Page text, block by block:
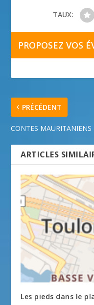
TAUX:
PROPOSEZ VOS
PRÉCÉDENT
CONTES MAURITANIENS
ARTICLES
Les pieds dans le